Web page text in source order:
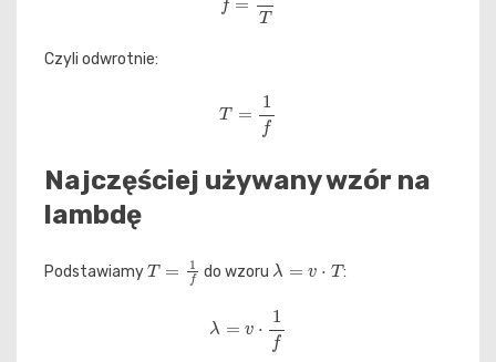
Czyli odwrotnie:
f
Najczęściej używany wzór na
lambdę
Podstawiamy
T=
do wzoru
λ
:
f